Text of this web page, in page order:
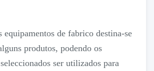
equipamentos de fabrico destina-se
produtos, podendo os
ser utilizados para